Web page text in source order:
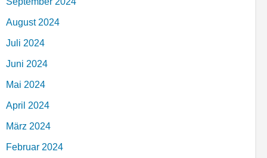
August 2024
Juli 2024
Juni 2024
Mai 2024
April 2024
März 2024
Februar 2024